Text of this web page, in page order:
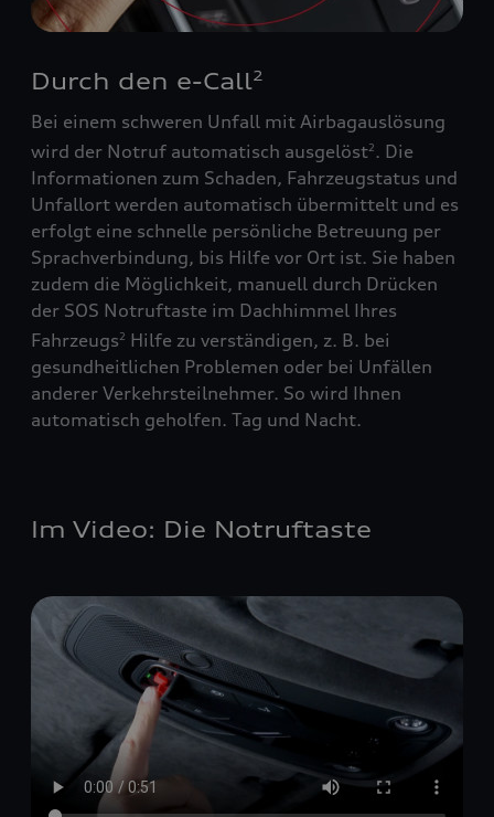
Durch den e-Call2
Bei einem schweren Unfall mit Airbagauslösung
wird der Notruf automatisch ausgelöst2 . Die
Informationen zum Schaden, Fahrzeugstatus und
Unfallort werden automatisch übermittelt und es
erfolgt eine schnelle persönliche Betreuung per
Sprachverbindung, bis Hilfe vor Ort ist. Sie haben
zudem die Möglichkeit, manuell durch Drücken
der SOS Notruftaste im Dachhimmel Ihres
Fahrzeugs2 Hilfe zu verständigen, z. B. bei
gesundheitlichen Problemen oder bei Unfällen
anderer Verkehrsteilnehmer. So wird Ihnen
automatisch geholfen. Tag und Nacht.
Im Video: Die Notruftaste